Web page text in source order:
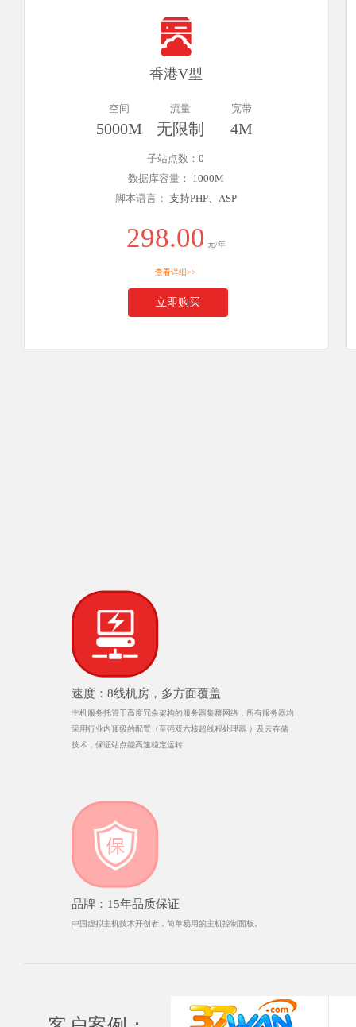
香港V型
空间
5000M
流量
无限制
宽带
4M
子站点数： 0
数据库容量： 1000M
脚本语言： 支持PHP、ASP
298.00 元/年
查看详细>>
立即购买
速度：8线机房，多方面覆盖
主机服务托管于高度冗余架构的服务器集群网络，所有服务器均
采用行业内顶级的配置（至强双六核超线程处理器 ）及云存储
技术，保证站点能高速稳定运转
品牌：15年品质保证
中国虚拟主机技术开创者，简单易用的主机控制面板。